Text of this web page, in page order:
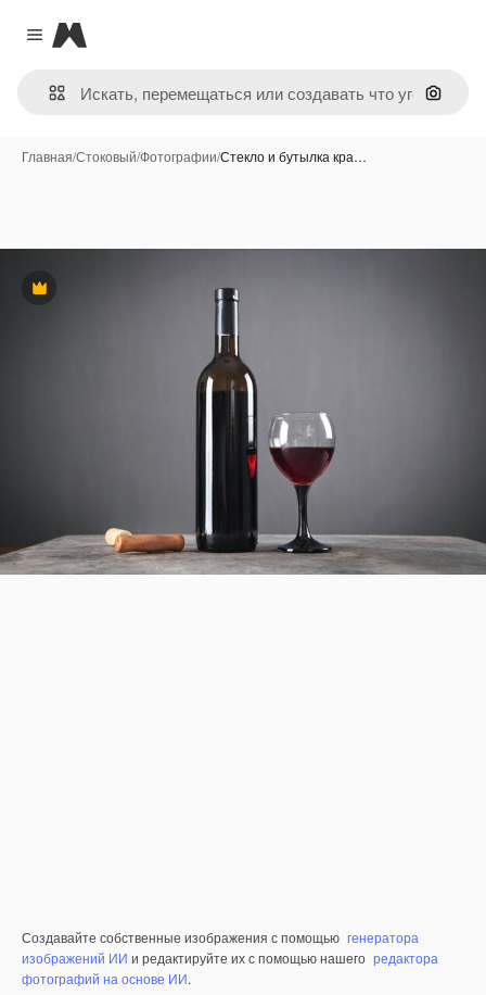
Close menu
Magnific
Поиск
Главная/Стоковый/Фотографии/Стекло и бутылка кра…
Премиум
Создавайте собственные изображения с помощью генератора
изображений ИИ и редактируйте их с помощью нашего редактора
фотографий на основе ИИ.